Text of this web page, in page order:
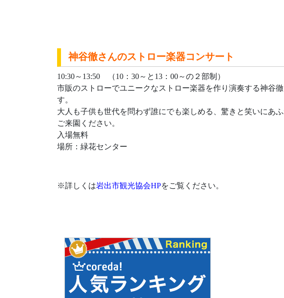
神谷徹さんのストロー楽器コンサート
10:30～13:50 （10：30～と13：00～の２部制）
市販のストローでユニークなストロー楽器を作り演奏する神谷
す。
大人も子供も世代を問わず誰にでも楽しめる、驚きと笑いにあ
ご来園ください。
入場無料
場所：緑花センター
※詳しくは岩出市観光協会HPをご覧ください。